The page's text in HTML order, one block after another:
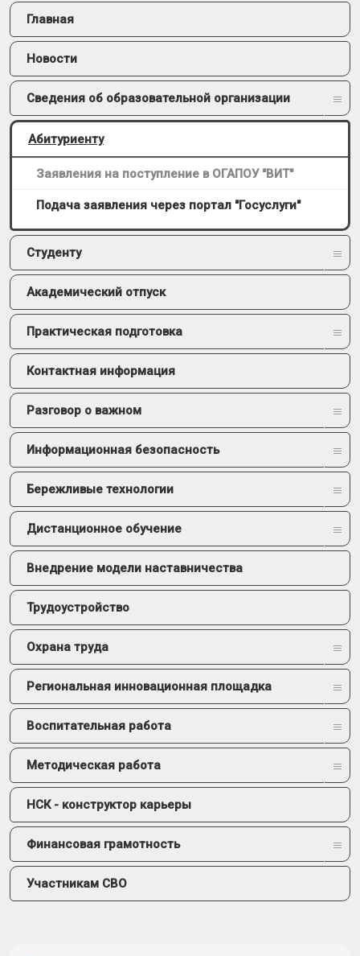
Главная
Новости
Сведения об образовательной организации
Абитуриенту
Заявления на поступление в ОГАПОУ "ВИТ"
Подача заявления через портал "Госуслуги"
Студенту
Академический отпуск
Практическая подготовка
Контактная информация
Разговор о важном
Информационная безопасность
Бережливые технологии
Дистанционное обучение
Внедрение модели наставничества
Трудоустройство
Охрана труда
Региональная инновационная площадка
Воспитательная работа
Методическая работа
НСК - конструктор карьеры
Финансовая грамотность
Участникам СВО